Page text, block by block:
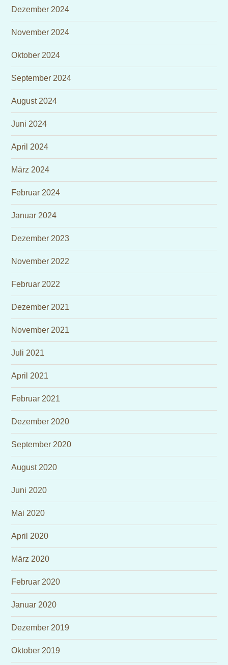
Dezember 2024
November 2024
Oktober 2024
September 2024
August 2024
Juni 2024
April 2024
März 2024
Februar 2024
Januar 2024
Dezember 2023
November 2022
Februar 2022
Dezember 2021
November 2021
Juli 2021
April 2021
Februar 2021
Dezember 2020
September 2020
August 2020
Juni 2020
Mai 2020
April 2020
März 2020
Februar 2020
Januar 2020
Dezember 2019
Oktober 2019